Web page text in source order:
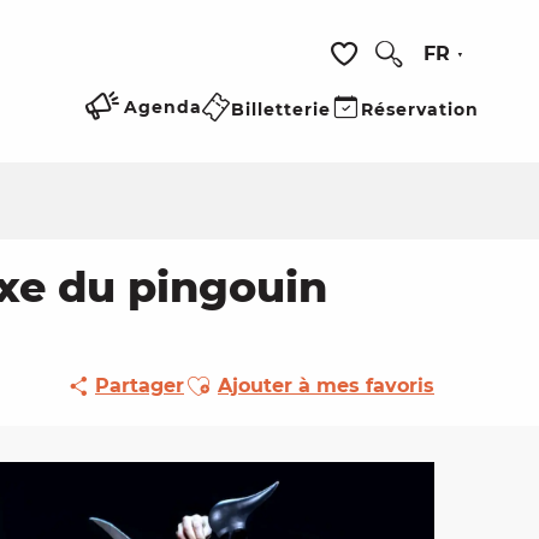
Voir les favoris
FR
Agenda Billetterie Réservation
du pingouin
PartagerAjouter aux favoris
Ajouter à mes favoris